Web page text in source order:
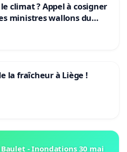
climat ? Appel à cosigner
ministres wallons du
la fraîcheur à Liège !
- Inondations 30 mai